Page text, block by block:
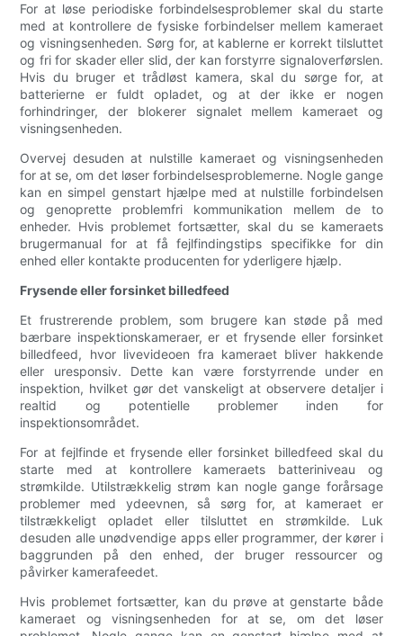
For at løse periodiske forbindelsesproblemer skal du starte
med at kontrollere de fysiske forbindelser mellem kameraet
og visningsenheden. Sørg for, at kablerne er korrekt tilsluttet
og fri for skader eller slid, der kan forstyrre signaloverførslen.
Hvis du bruger et trådløst kamera, skal du sørge for, at
batterierne er fuldt opladet, og at der ikke er nogen
forhindringer, der blokerer signalet mellem kameraet og
visningsenheden.
Overvej desuden at nulstille kameraet og visningsenheden
for at se, om det løser forbindelsesproblemerne. Nogle gange
kan en simpel genstart hjælpe med at nulstille forbindelsen
og genoprette problemfri kommunikation mellem de to
enheder. Hvis problemet fortsætter, skal du se kameraets
brugermanual for at få fejlfindingstips specifikke for din
enhed eller kontakte producenten for yderligere hjælp.
Frysende eller forsinket billedfeed
Et frustrerende problem, som brugere kan støde på med
bærbare inspektionskameraer, er et frysende eller forsinket
billedfeed, hvor livevideoen fra kameraet bliver hakkende
eller uresponsiv. Dette kan være forstyrrende under en
inspektion, hvilket gør det vanskeligt at observere detaljer i
realtid og potentielle problemer inden for
inspektionsområdet.
For at fejlfinde et frysende eller forsinket billedfeed skal du
starte med at kontrollere kameraets batteriniveau og
strømkilde. Utilstrækkelig strøm kan nogle gange forårsage
problemer med ydeevnen, så sørg for, at kameraet er
tilstrækkeligt opladet eller tilsluttet en strømkilde. Luk
desuden alle unødvendige apps eller programmer, der kører i
baggrunden på den enhed, der bruger ressourcer og
påvirker kamerafeedet.
Hvis problemet fortsætter, kan du prøve at genstarte både
kameraet og visningsenheden for at se, om det løser